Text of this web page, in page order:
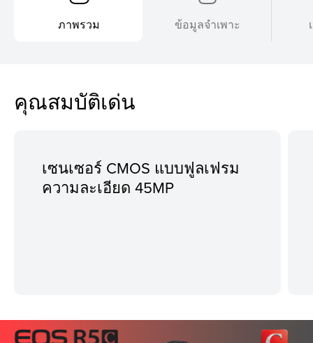
ภาพรวม ข้อมูลจำเพาะ
คุณสมบัติเด่น
เซนเซอร์ CMOS แบบฟูลเฟรม
ความละเอียด 45MP